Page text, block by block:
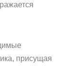
присущая